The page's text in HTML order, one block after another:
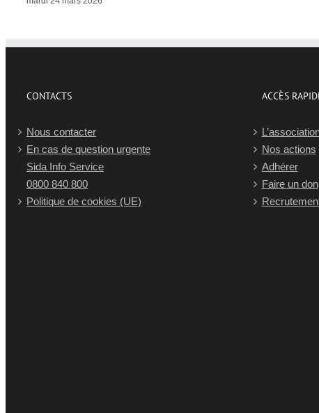
En cas de question urgente
Sida Info Service
0800 840 800
Politique de cookies (UE)
Nos actions
Adhérer
Faire un don
Recrutement